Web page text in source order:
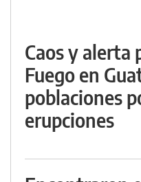
Caos y alerta
Fuego en
poblaciones
erupciones